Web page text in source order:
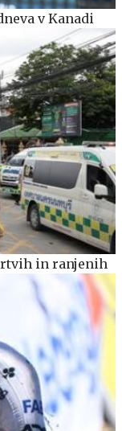
v Kanadi
in ranjenih